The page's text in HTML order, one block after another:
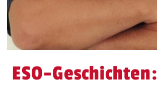
ESO-Geschichten: